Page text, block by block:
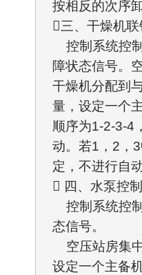
按相反的次序
三、干燥机
控制系统控
障状态信号。
干燥机分配到
量，设定一个
顺序为1-2-3-4
动。若1，2，
定，不进行自
 四、水泵控
控制系统控
态信号。
空压站房集
设定一个主备